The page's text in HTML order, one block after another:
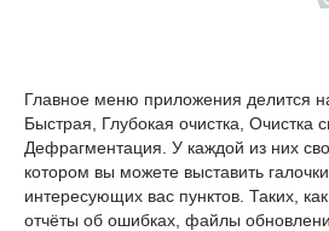
Главное меню приложения делится
Быстрая, Глубокая очистка, Очистка
Дефрагментация. У каждой из них
котором вы можете выставить
интересующих вас пунктов. Таких,
отчёты об ошибках, файлы